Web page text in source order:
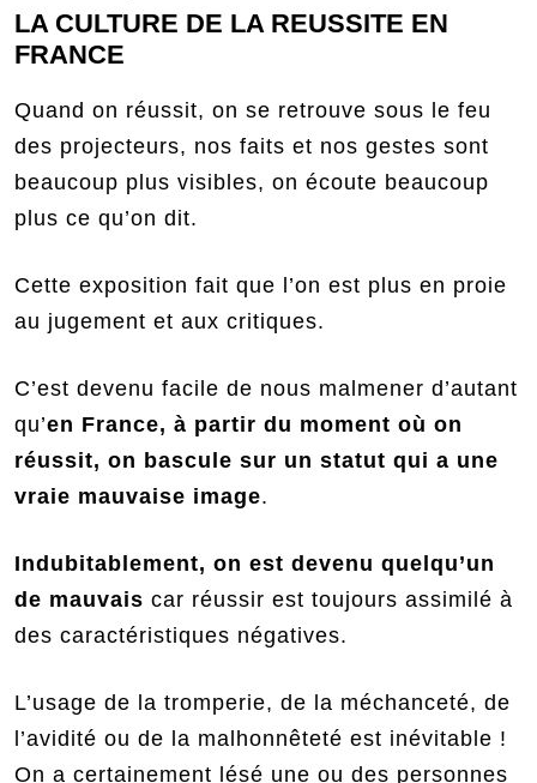
LA CULTURE DE LA REUSSITE EN
FRANCE
Quand on réussit, on se retrouve sous le feu
des projecteurs, nos faits et nos gestes sont
beaucoup plus visibles, on écoute beaucoup
plus ce qu’on dit.
Cette exposition fait que l’on est plus en proie
au jugement et aux critiques.
C’est devenu facile de nous malmener d’autant
qu’en France, à partir du moment où on
réussit, on bascule sur un statut qui a une
vraie mauvaise image.
Indubitablement, on est devenu quelqu’un
de mauvais car réussir est toujours assimilé à
des caractéristiques négatives.
L’usage de la tromperie, de la méchanceté, de
l’avidité ou de la malhonnêteté est inévitable !
On a certainement lésé une ou des personnes